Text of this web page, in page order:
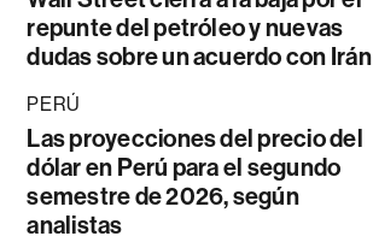
repunte del petróleo y nuevas
dudas sobre un acuerdo con Irán
PERÚ
Las proyecciones del precio del
dólar en Perú para el segundo
semestre de 2026, según
analistas